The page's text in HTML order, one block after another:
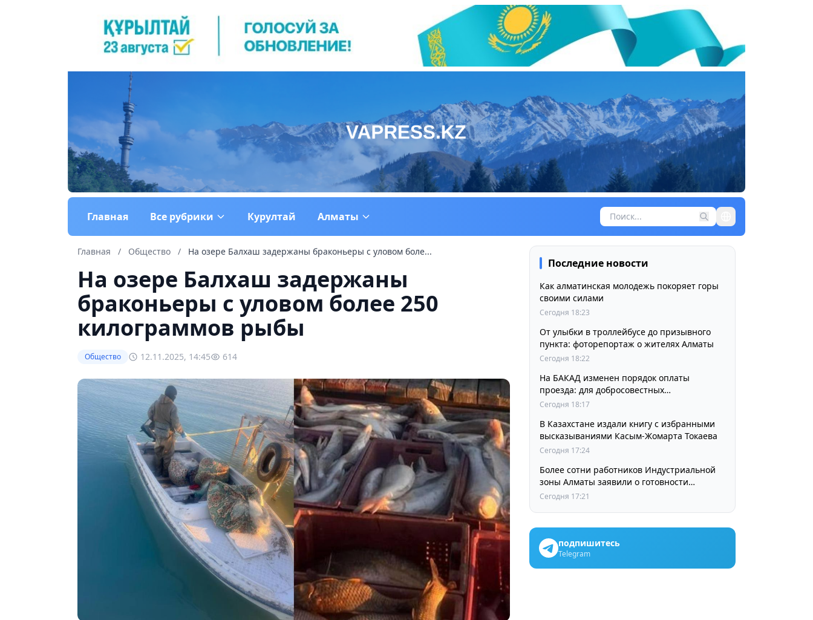
Главная Все рубрики Курултай Алматы
Главная / Общество / На озере Балхаш задержаны браконьеры с уловом боле...
На озере Балхаш задержаны
браконьеры с уловом более 250
килограммов рыбы
Общество 12.11.2025, 14:45 614
Последние новости
Как алматинская молодежь покоряет горы
своими силами
Сегодня 18:23
От улыбки в троллейбусе до призывного
пункта: фоторепортаж о жителях Алматы
Сегодня 18:22
На БАКАД изменен порядок оплаты
проезда: для добросовестных
пользователей стоимость остается
Сегодня 18:17
В Казахстане издали книгу с избранными
высказываниями Касым-Жомарта Токаева
Сегодня 17:24
Более сотни работников Индустриальной
зоны Алматы заявили о готовности
принять участие в выборах членов
Сегодня 17:21
подпишитесь
Telegram